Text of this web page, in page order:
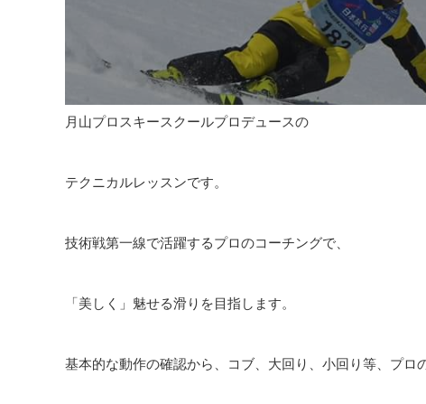
月山プロスキースクールプロデュースの
テクニカルレッスンです。
技術戦第一線で活躍するプロのコーチングで、
「美しく」魅せる滑りを目指します。
基本的な動作の確認から、コブ、大回り、小回り等、プロ